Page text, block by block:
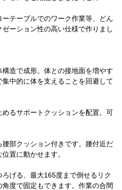
テーブルでのワーク作業等、どん
ーション性の高い仕様で作りまし
造で成形。体との接地面を増やす
中的に体を支えることを回避して
るサポートクッションを配置。可
部クッション付きです。腰付近だ
置に動かせます。
げる、最大165度まで倒せるリク
度で固定もできます。作業の合間